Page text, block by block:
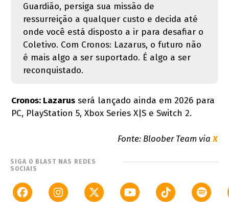
Guardião, persiga sua missão de
ressurreição a qualquer custo e decida até
onde você está disposto a ir para desafiar o
Coletivo. Com Cronos: Lazarus, o futuro não
é mais algo a ser suportado. É algo a ser
reconquistado.
Cronos: Lazarus será lançado ainda em 2026 para
PC, PlayStation 5, Xbox Series X|S e Switch 2.
Fonte: Bloober Team viaX
SIGA O BLAST NAS REDES
SOCIAIS